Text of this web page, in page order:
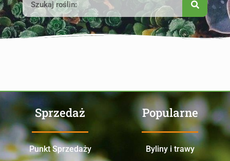
Sprzedaż
Punkt Sprzedaży
Popularne
Byliny i trawy